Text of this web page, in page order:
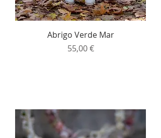
Abrigo Verde Mar
Precio
55,00 €